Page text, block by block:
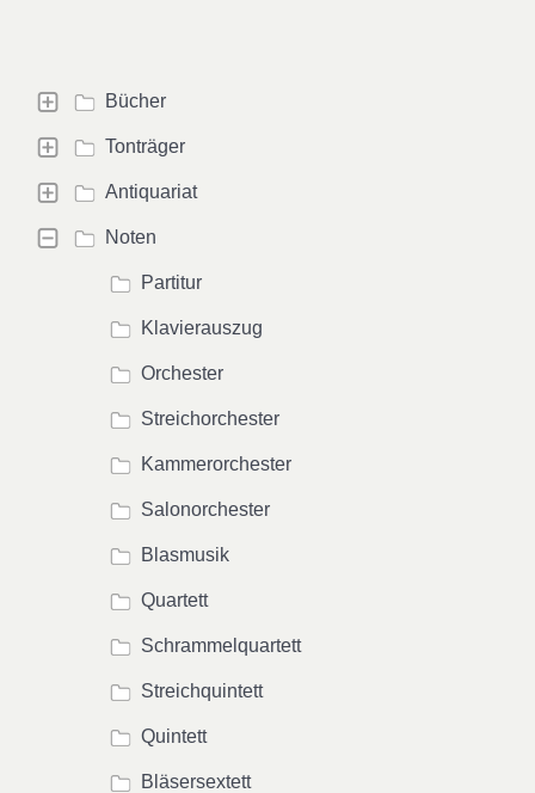
Bücher
Tonträger
Antiquariat
Noten
Partitur
Klavierauszug
Orchester
Streichorchester
Kammerorchester
Salonorchester
Blasmusik
Quartett
Schrammelquartett
Streichquintett
Quintett
Bläsersextett